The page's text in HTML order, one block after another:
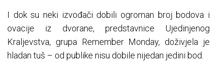
I dok su neki izvođači dobili ogroman broj bodova i
ovacije iz dvorane, predstavnice Ujedinjenog
Kraljevstva, grupa Remember Monday, doživjela je
hladan tuš – od publike nisu dobile nijedan jedini bod.